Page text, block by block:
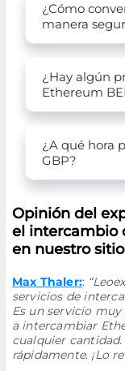
¿Cómo
manera
¿Hay algún
Ethereum
¿A qué hora
GBP?
Opinión del
el intercambio
en nuestro
Max Thaler::
servicios de
Es un servicio
a intercambiar
cualquier
rápidamente. ¡Lo